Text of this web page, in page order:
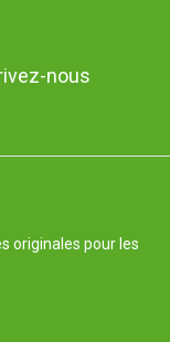
nous
originales pour les